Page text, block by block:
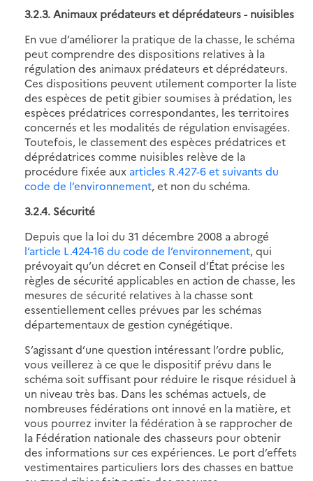
3.2.3. Animaux prédateurs et déprédateurs - nuisibles
En vue d’améliorer la pratique de la chasse, le schéma
peut comprendre des dispositions relatives à la
régulation des animaux prédateurs et déprédateurs.
Ces dispositions peuvent utilement comporter la liste
des espèces de petit gibier soumises à prédation, les
espèces prédatrices correspondantes, les territoires
concernés et les modalités de régulation envisagées.
Toutefois, le classement des espèces prédatrices et
déprédatrices comme nuisibles relève de la
procédure fixée aux articles R.427-6 et suivants du
code de l’environnement, et non du schéma.
3.2.4. Sécurité
Depuis que la loi du 31 décembre 2008 a abrogé
l’article L.424-16 du code de l’environnement, qui
prévoyait qu’un décret en Conseil d’État précise les
règles de sécurité applicables en action de chasse, les
mesures de sécurité relatives à la chasse sont
essentiellement celles prévues par les schémas
départementaux de gestion cynégétique.
S’agissant d’une question intéressant l’ordre public,
vous veillerez à ce que le dispositif prévu dans le
schéma soit suffisant pour réduire le risque résiduel à
un niveau très bas. Dans les schémas actuels, de
nombreuses fédérations ont innové en la matière, et
vous pourrez inviter la fédération à se rapprocher de
la Fédération nationale des chasseurs pour obtenir
des informations sur ces expériences. Le port d’effets
vestimentaires particuliers lors des chasses en battue